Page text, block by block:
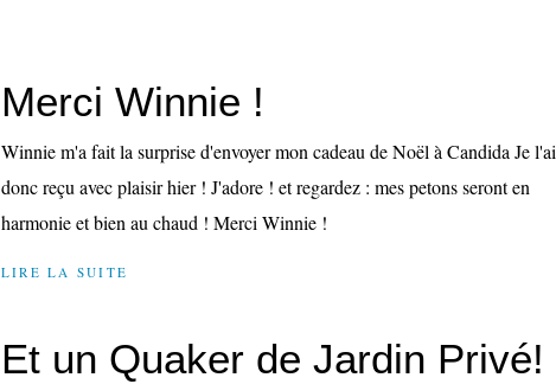
Merci Winnie !
Winnie m'a fait la surprise d'envoyer mon cadeau de Noël à Candida Je l'ai
donc reçu avec plaisir hier ! J'adore ! et regardez : mes petons seront en
harmonie et bien au chaud ! Merci Winnie !
LIRE LA SUITE
Et un Quaker de Jardin Privé!